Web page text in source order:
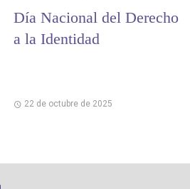
Día Nacional del Derecho
a la Identidad
22 de octubre de 2025